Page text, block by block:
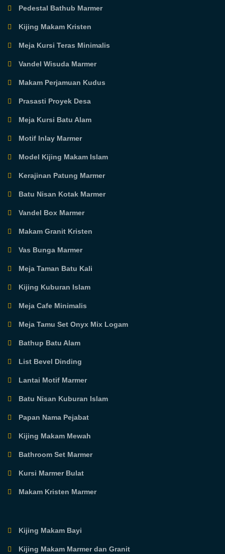
Pedestal Bathub Marmer
Kijing Makam Kristen
Meja Kursi Teras Minimalis
Vandel Wisuda Marmer
Makam Perjamuan Kudus
Prasasti Proyek Desa
Meja Kursi Batu Alam
Motif Inlay Marmer
Model Kijing Makam Islam
Kerajinan Patung Marmer
Batu Nisan Kotak Marmer
Vandel Box Marmer
Makam Granit Kristen
Vas Bunga Marmer
Meja Taman Batu Kali
Kijing Kuburan Islam
Meja Cafe Minimalis
Meja Tamu Set Onyx Mix Logam
Bathup Batu Alam
List Bevel Dinding
Lantai Motif Marmer
Batu Nisan Kuburan Islam
Papan Nama Pejabat
Kijing Makam Mewah
Bathroom Set Marmer
Kursi Marmer Bulat
Makam Kristen Marmer
Kijing Makam Bayi
Kijing Makam Marmer dan Granit